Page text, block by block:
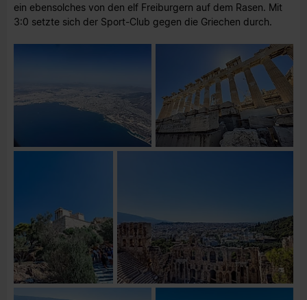
ein ebensolches von den elf Freiburgern auf dem Rasen. Mit
3:0 setzte sich der Sport-Club gegen die Griechen durch.